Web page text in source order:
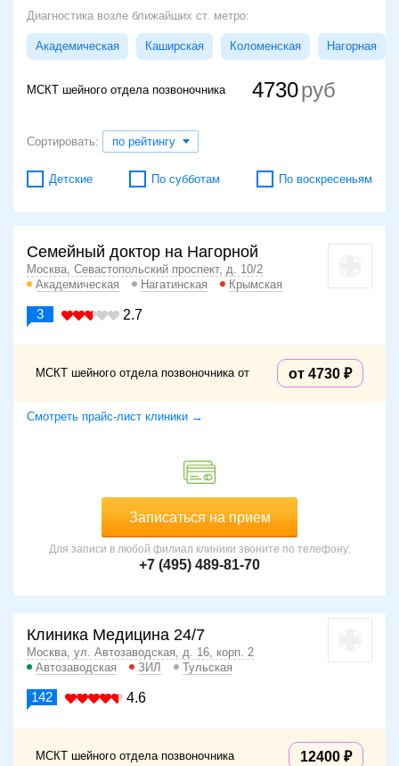
Диагностика возле ближайших ст. метро:
Академическая Каширская Коломенская Нагорная
МСКТ шейного отдела позвоночника 4730
Сортировать: по рейтингу
Детские По субботам По воскресеньям
Семейный доктор на Нагорной
Москва, Севастопольский проспект, д. 10/2
Академическая
Нагатинская Крымская
3 2.7
МСКТ шейного отдела позвоночника от от 4730
Смотреть прайс-лист клиники →
Записаться на прием
Для записи в любой филиал клиники звоните по телефону:
+7 (495) 489-81-70
Клиника Медицина 24/7
Москва, ул. Автозаводская, д. 16, корп. 2
Автозаводская
ЗИЛ Тульская
142 4.6
МСКТ шейного отдела позвоночника 12400